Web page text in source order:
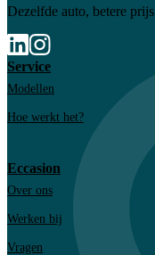
Dezelfde auto, betere prijs
Service
Modellen
Hoe werkt het?
Eccasion
Over ons
Werken bij
Vragen